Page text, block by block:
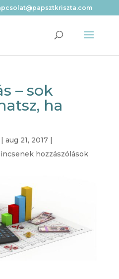
– sok
ha
| aug 21, 2017|
hozzászólások